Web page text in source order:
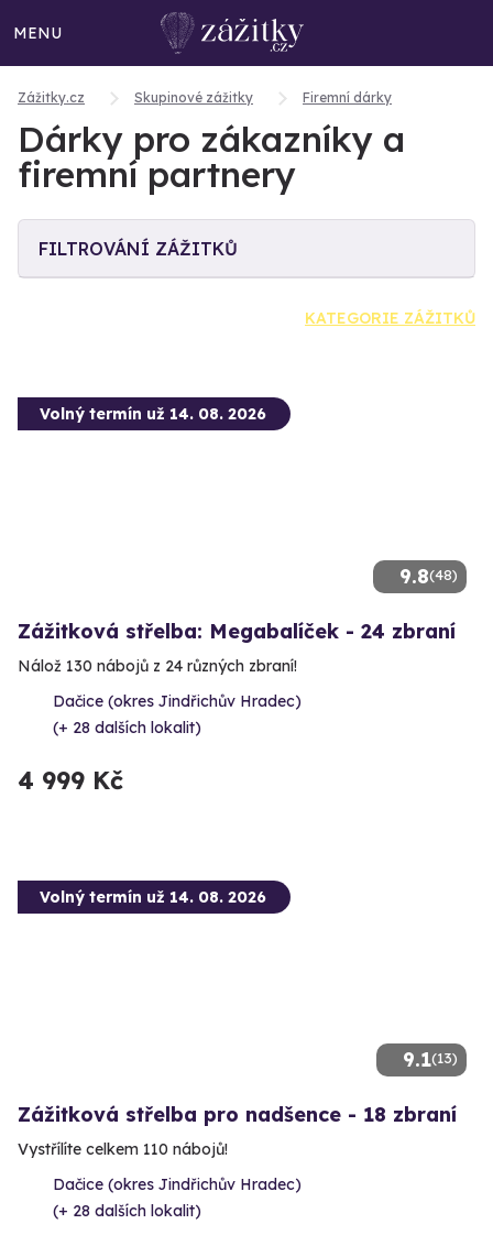
MENU
Zážitky.cz Skupinové zážitky Firemní dárky
Dárky pro zákazníky a
firemní partnery
FILTROVÁNÍ ZÁŽITKŮ
KATEGORIE ZÁŽITKŮ
9.8(48)
Volný termín už 14. 08. 2026
Zážitková střelba: Megabalíček - 24 zbraní
Nálož 130 nábojů z 24 různých zbraní!
Dačice (okres Jindřichův Hradec)
(+ 28 dalších lokalit)
4 999 Kč
9.1(13)
Volný termín už 14. 08. 2026
Zážitková střelba pro nadšence - 18 zbraní
Vystřílíte celkem 110 nábojů!
Dačice (okres Jindřichův Hradec)
(+ 28 dalších lokalit)